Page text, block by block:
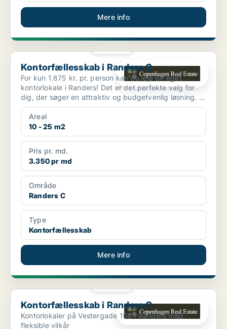
Mere info
Kontorfællesskab i Randers C
Kontorfællesskab i Randers C
For kun 1.675 kr. pr. person kan du leje dit eget
kontorlokale i Randers! Det er det perfekte valg for
dig, der søger en attraktiv og budgetvenlig løsning. ...
Areal
10 - 25 m2
Pris pr. md.
3.350 pr md
Område
Randers C
Type
Kontorfællesskab
Mere info
Kontorfællesskab i Randers C
Kontorfællesskab i Randers C
Kontorlokaler på Vestergade 10B i Randers med
fleksible vilkår